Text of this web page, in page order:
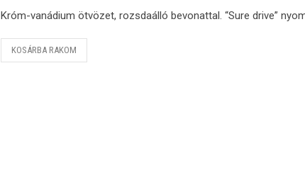
Króm-vanádium ötvözet, rozsdaálló bevonattal. “Sure drive”
KOSÁRBA RAKOM